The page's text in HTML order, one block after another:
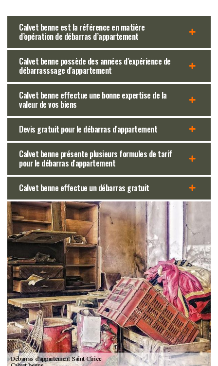
Calvet benne est la référence en matière
d’opération de débarras d’appartement
Calvet benne possède des années d’expérience de
débarrasssage d'appartement
Calvet benne effectue une bonne expertise de la
valeur de vos biens
Devis gratuit pour le débarras d'appartement
Calvet benne présente plusieurs formules de tarif
pour le débarras d'appartement
Calvet benne effectue un débarras gratuit